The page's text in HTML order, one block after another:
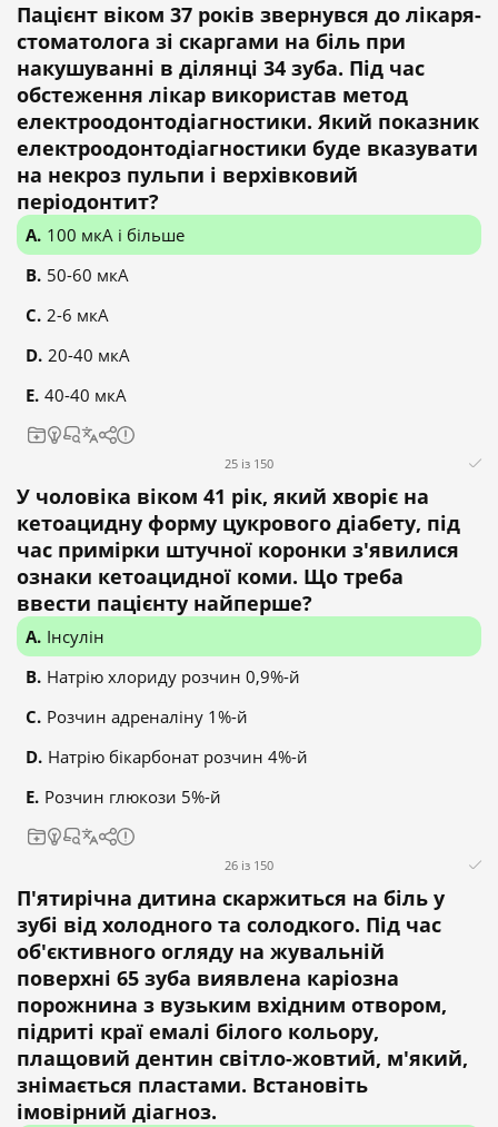
Пацієнт віком 37 років звернувся до лікаря-
стоматолога зі скаргами на біль при
накушуванні в ділянці 34 зуба. Під час
обстеження лікар використав метод
електроодонтодіагностики. Який показник
електроодонтодіагностики буде вказувати
на некроз пульпи і верхівковий
періодонтит?
100 мкА і більше
50-60 мкА
2-6 мкА
20-40 мкА
40-40 мкА
25 із 150
У чоловіка віком 41 рік, який хворіє на
кетоацидну форму цукрового діабету, під
час примірки штучної коронки з'явилися
ознаки кетоацидної коми. Що треба
ввести пацієнту найперше?
Інсулін
Натрію хлориду розчин 0,9%-й
Розчин адреналіну 1%-й
Натрію бікарбонат розчин 4%-й
Розчин глюкози 5%-й
26 із 150
П'ятирічна дитина скаржиться на біль у
зубі від холодного та солодкого. Під час
об'єктивного огляду на жувальній
поверхні 65 зуба виявлена каріозна
порожнина з вузьким вхідним отвором,
підриті краї емалі білого кольору,
плащовий дентин світло-жовтий, м'який,
знімається пластами. Встановіть
імовірний діагноз.